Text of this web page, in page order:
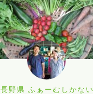
長野県 ふぁーむしかない